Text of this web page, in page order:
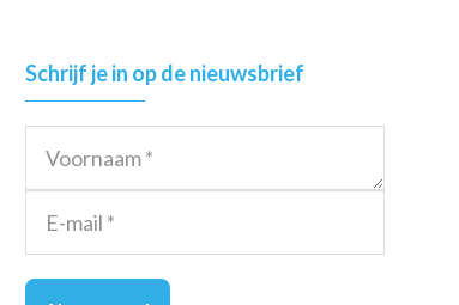
Primary
Sidebar
Schrijf je in op de nieuwsbrief